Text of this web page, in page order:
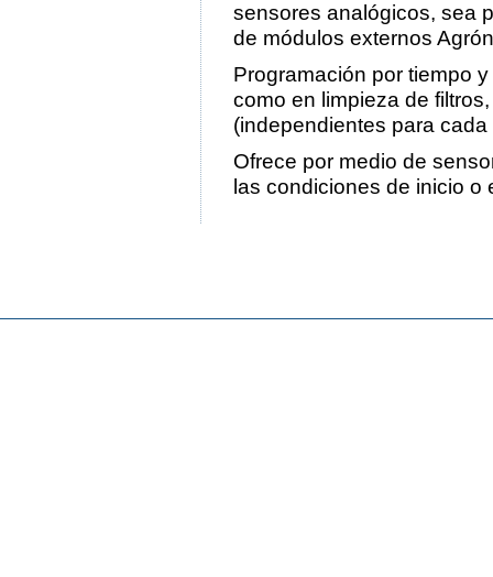
sensores analógicos, sea
de módulos externos
Programación por tiempo
como en limpieza de
(independientes para
Ofrece por medio de
las condiciones de inicio o